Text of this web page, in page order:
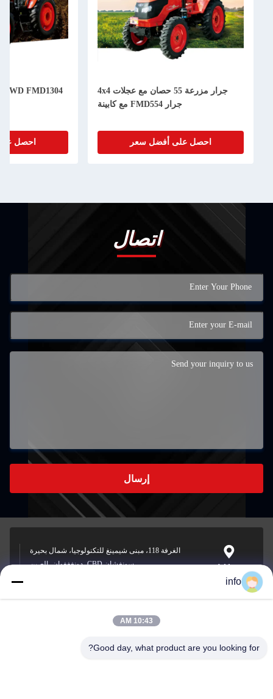
جرار مزرعة 55 حصان مع عجلات 4x4
جرار FMD554 مع كابينة
احصل على أفضل سعر احصل
اتصال
إرسال
Address
الغرفة 118، مبنى شيمينغ للتكنولوجيا، شمال بحيرة
سونغشان CBD، دونغغغوان، الصين
info@gdpowerplus.com
info
10:43 AM
Good day, what product are you looking for?